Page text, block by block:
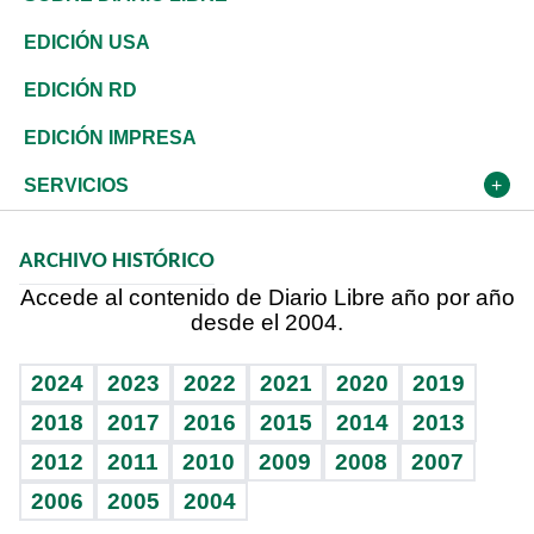
Reportajes
África
Ocenanía
Caribe
Resto del mundo
Vivienda
Telecom.
Global y variable
Economía personal
Buena Vida
Sociales
Novedades
Podcast Arte Libre
Vida y familia
Eñe
Celebrando la vida
Sin complejos
Ciclismo
Tenis
Olimpismo
Más deportes
BRV
TBT Deportivo
De buena tinta
En Directo
Frente al Statu Quo
El Espía
Más firmas
Tecnología
Historia
Despertando al gigante
Cambio climático
Economía
Revista
Deportes
Opinión
Hecho en casa
Guía del dinero
EDICIÓN USA
EDICIÓN RD
EDICIÓN IMPRESA
SERVICIOS
Cumpleaños
Horóscopos
Juegos
ARCHIVO HISTÓRICO
Accede al contenido de Diario Libre año por año
desde el 2004.
2024 2023 2022 2021 2020
2019
2018
2017 2016 2015 2014
2013
2012
2011 2010 2009 2008
2007
2006
2005 2004